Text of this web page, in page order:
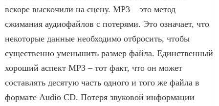
вскоре выскочили на сцену. MP3 – это метод
сжимания аудиофайлов с потерями. Это означает, что
некоторые данные необходимо отбросить, чтобы
существенно уменьшить размер файла. Единственный
хороший аспект MP3 – тот факт, что он может
составлять десятую часть одного и того же файла в
формате Audio CD. Потеря звуковой информации